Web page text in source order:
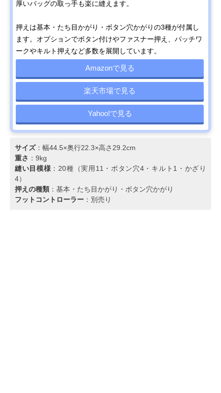
厚いバッグの取っ手も楽に縫えます。
押えは基本・たち目かがり・ボタン穴かがりの3種が付属し
ます。オプションでボタン付けやファスナー押え、パッチワ
ークやキルト押えなど多数を展開しています。
Amazonで見る
楽天市場で見る
Yahoo!で見る
サイズ：幅44.5×奥行22.3×高さ29.2cm
重さ ：9kg
縫い目模様 ：20種（実用11・ボタン穴4・キルト1・かざり
4）
押えの種類 ：基本・たち目かがり・ボタン穴かがり
フットコントローラー ：別売り